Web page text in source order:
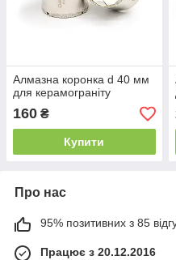
Алмазна коронка d 40 мм
для керамограніту
160 ₴
Купити
Про нас
95% позитивних з 85
Працює з 20.12.2016